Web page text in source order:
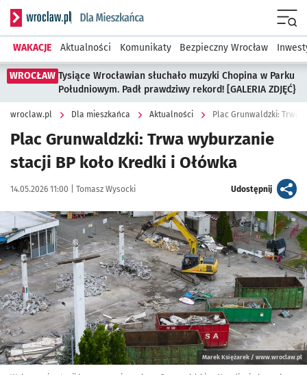
Serwis informacyjny wroclaw.pl podserwis: Dla mieszkańca
WAKACJE Aktualności Komunikaty Bezpieczny Wrocław
WROCŁAW Tysiące Wrocławian słuchało muzyki Chopina w Parku
Południowym. Padł prawdziwy rekord! [GALERIA ZDJĘĆ}
wroclaw.pl Dla mieszkańca Aktualności Plac Grunwaldzki: Trwa
Plac Grunwaldzki: Trwa wyburzanie
stacji BP koło Kredki i Ołówka
Data publikacji:
14.05.2026 11:00 | Autor:
Tomasz Wysocki Udostępnijartykuł
Kliknij, aby zobaczyć galerię
Marek Księżarek / www.wroclaw.pl